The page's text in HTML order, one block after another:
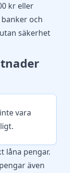
kr eller
och
säkerhet
vara
låna pengar.
även